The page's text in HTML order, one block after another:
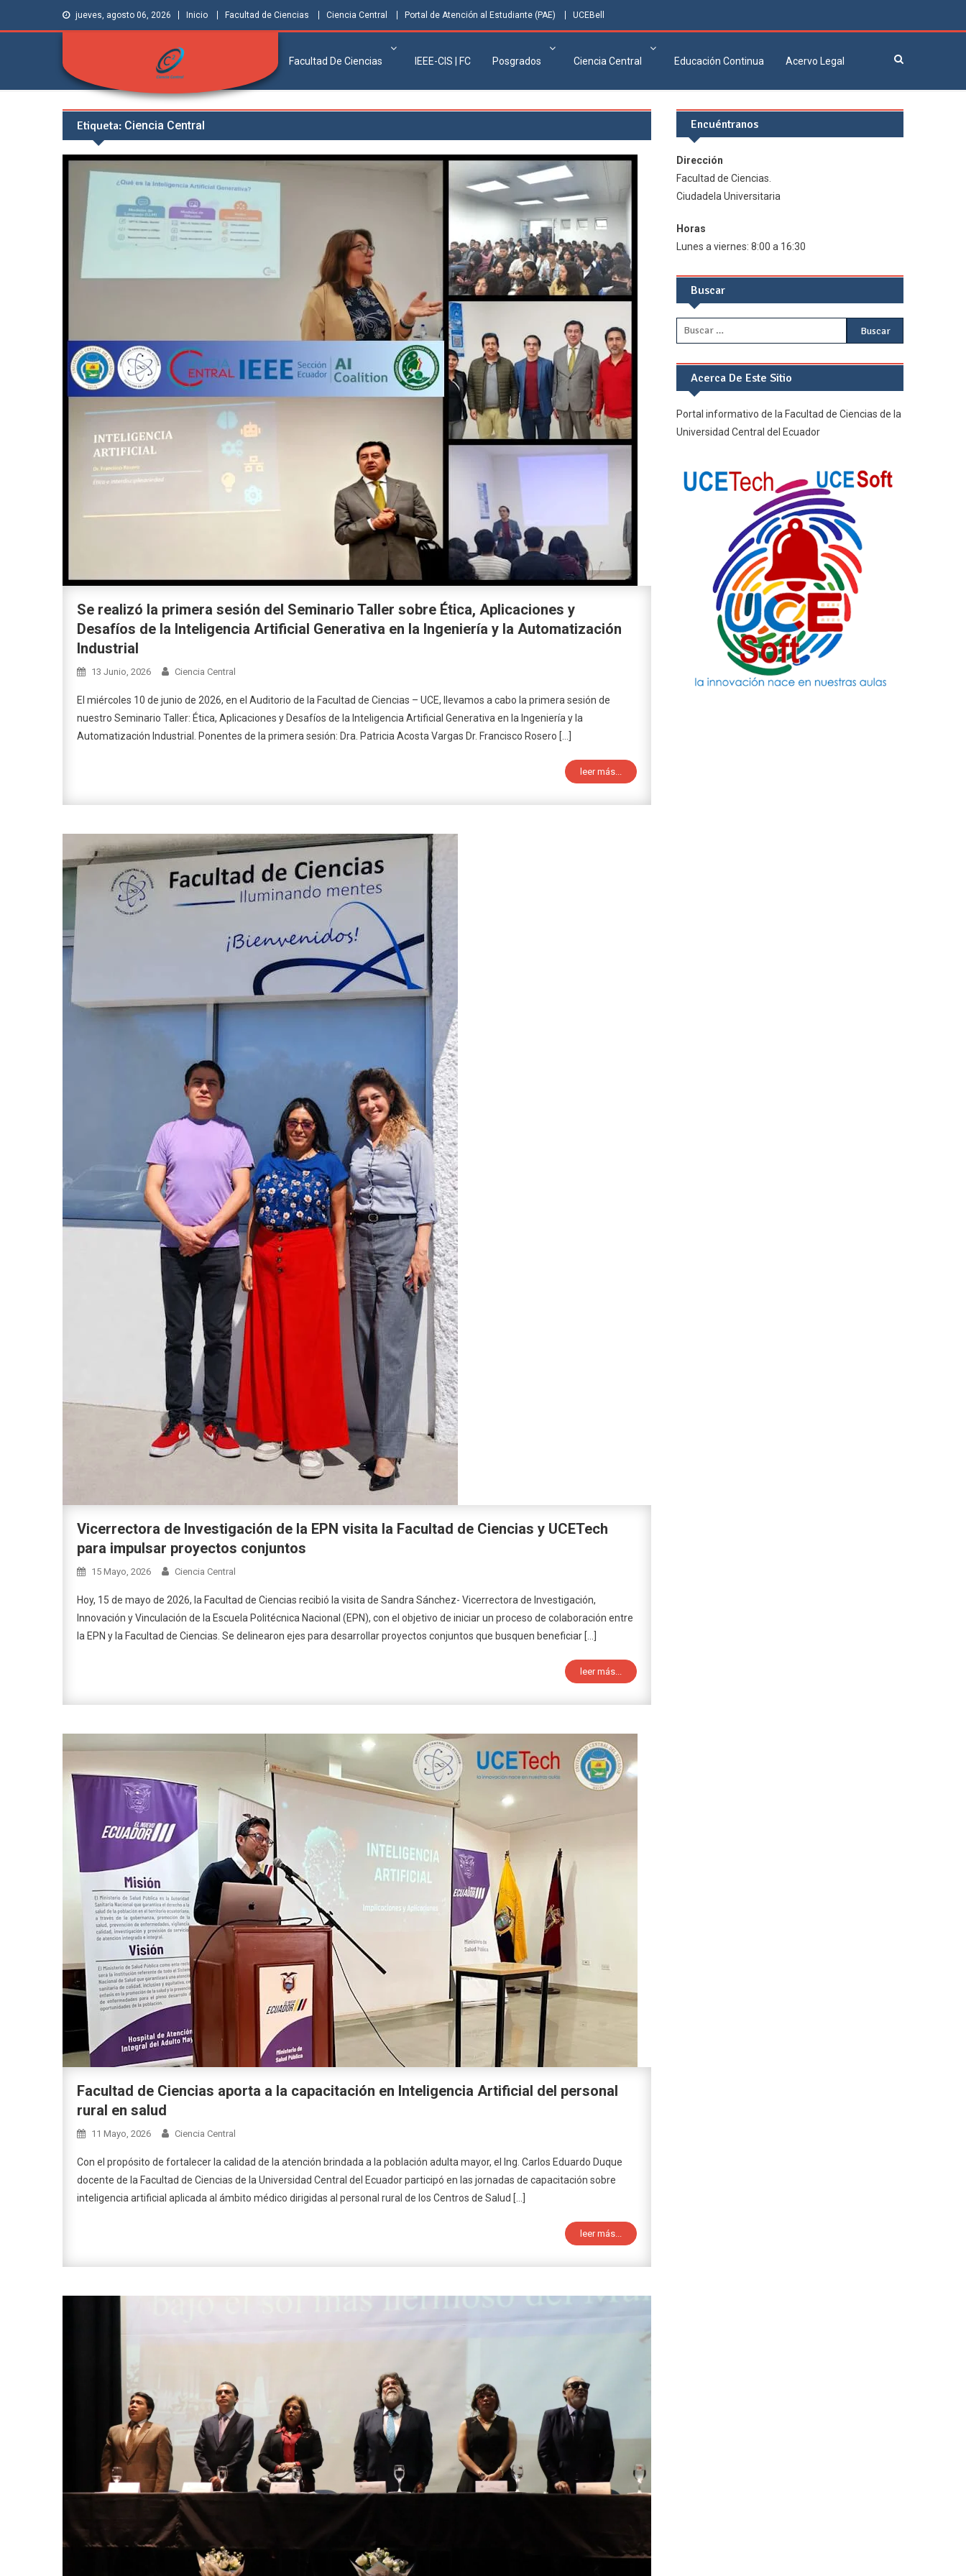
jueves, agosto 06, 2026 Inicio Facultad de Ciencias Ciencia Central Portal de Atención al Estudiante (PAE) UCEBell
Facultad de
Ciencias | Ciencia
Central
Grupo de Investigación Ciencia Central
Facultad De Ciencias IEEE-CIS | FC Posgrados Ciencia Central Educación Continua Acervo Legal
Etiqueta: Ciencia Central
Se realizó la primera sesión del Seminario Taller sobre Ética, Aplicaciones y
Desafíos de la Inteligencia Artificial Generativa en la Ingeniería y la Automatización
Industrial
13 Junio, 2026 Ciencia Central
El miércoles 10 de junio de 2026, en el Auditorio de la Facultad de Ciencias – UCE, llevamos a cabo la primera sesión de
nuestro Seminario Taller: Ética, Aplicaciones y Desafíos de la Inteligencia Artificial Generativa en la Ingeniería y la
Automatización Industrial. Ponentes de la primera sesión: Dra. Patricia Acosta Vargas Dr. Francisco Rosero […]
leer más...
Vicerrectora de Investigación de la EPN visita la Facultad de Ciencias y UCETech
para impulsar proyectos conjuntos
15 Mayo, 2026 Ciencia Central
Hoy, 15 de mayo de 2026, la Facultad de Ciencias recibió la visita de Sandra Sánchez- Vicerrectora de Investigación,
Innovación y Vinculación de la Escuela Politécnica Nacional (EPN), con el objetivo de iniciar un proceso de colaboración entre
la EPN y la Facultad de Ciencias. Se delinearon ejes para desarrollar proyectos conjuntos que busquen beneficiar […]
leer más...
Facultad de Ciencias aporta a la capacitación en Inteligencia Artificial del personal
rural en salud
11 Mayo, 2026 Ciencia Central
Con el propósito de fortalecer la calidad de la atención brindada a la población adulta mayor, el Ing. Carlos Eduardo Duque
docente de la Facultad de Ciencias de la Universidad Central del Ecuador participó en las jornadas de capacitación sobre
inteligencia artificial aplicada al ámbito médico dirigidas al personal rural de los Centros de Salud […]
leer más...
Encuéntranos
Dirección
Facultad de Ciencias.
Ciudadela Universitaria
Horas
Lunes a viernes: 8:00 a 16:30
Buscar
Buscar:
Acerca De Este Sitio
Portal informativo de la Facultad de Ciencias de la
Universidad Central del Ecuador